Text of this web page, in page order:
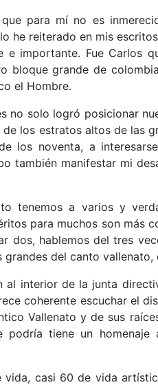
para mí no es
he reiterado en mis
e importante. Fue Carlos
bloque grande de
el Hombre.
no solo logró posicionar
los estratos altos de las
los noventa, a
también manifestar mi
tenemos a varios y
para muchos son más
dos, hablemos del tres
del canto
al interior de la junta
coherente escuchar el
Vallenato y de sus
podría tiene un
vida, casi 60 de vida